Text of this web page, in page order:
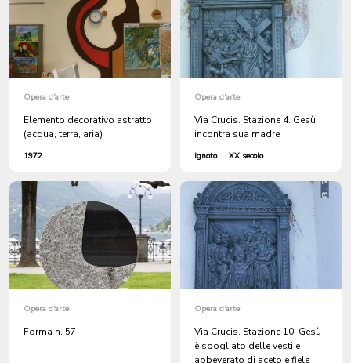
Opera d'arte
Elemento decorativo astratto
(acqua, terra, aria)
1972
Opera d'arte
Via Crucis. Stazione 4. Gesù
incontra sua madre
ignoto | XX secolo
Opera d'arte
Forma n. 57
Opera d'arte
Via Crucis. Stazione 10. Gesù
è spogliato delle vesti e
abbeverato di aceto e fiele